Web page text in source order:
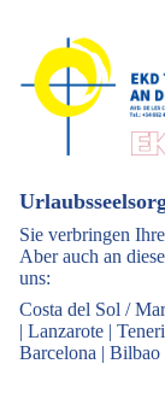
Sie verbringen
Aber auch an
uns:
Costa del Sol /
| Lanzarote |
Barcelona | Bilbao